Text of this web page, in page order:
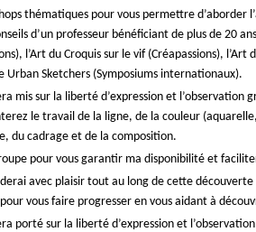
thématiques pour vous permettre
d’un professeur bénéficiant de plus de 20
l’Art du Croquis sur le vif (Créapassions),
Urban Sketchers (Symposiums internationaux).
mis sur la liberté d’expression et
le travail de la ligne, de la couleur
du cadrage et de la composition.
pour vous garantir ma disponibilité et
avec plaisir tout au long de cette
vous faire progresser en vous aidant à
porté sur la liberté d’expression et